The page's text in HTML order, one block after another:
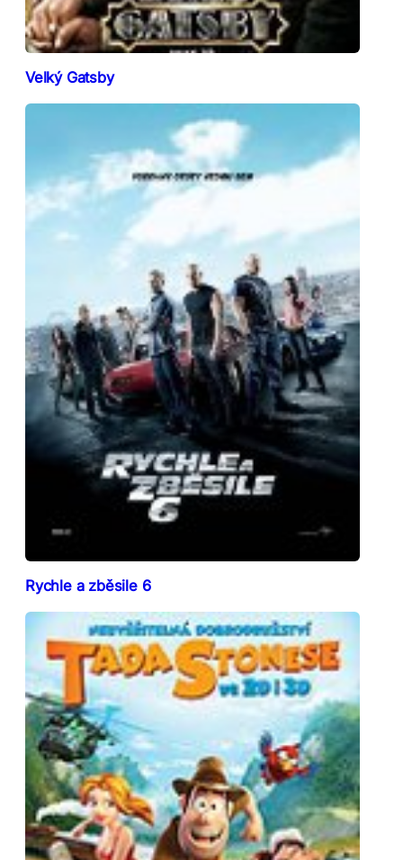
Velký Gatsby
Rychle a zběsile 6